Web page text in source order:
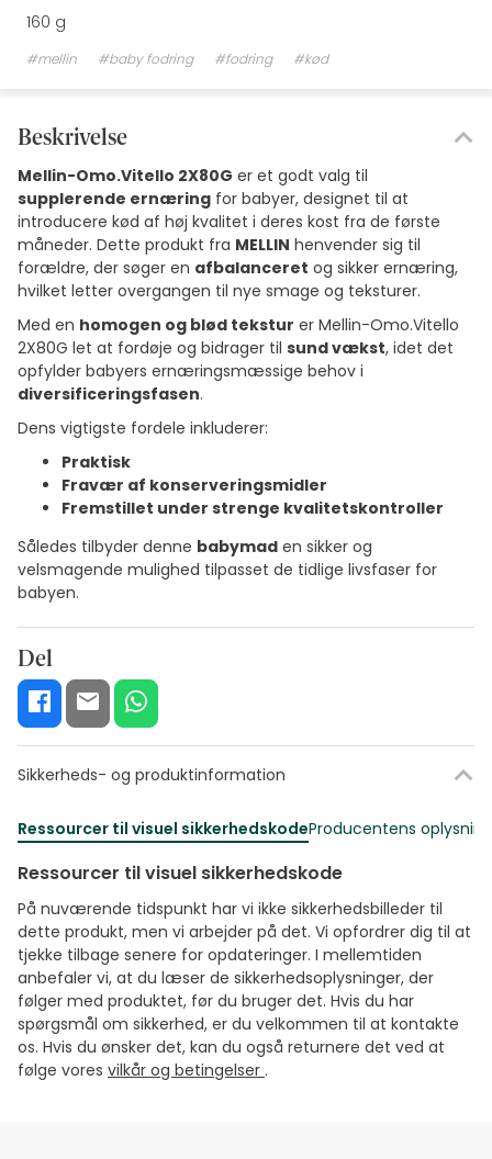
160 g
#mellin #baby fodring #fodring #kød
Beskrivelse
Mellin-Omo.Vitello 2X80G er et godt valg til
supplerende ernæring for babyer, designet til at
introducere kød af høj kvalitet i deres kost fra de første
måneder. Dette produkt fra MELLIN henvender sig til
forældre, der søger en afbalanceret og sikker ernæring,
hvilket letter overgangen til nye smage og teksturer.
Med en homogen og blød tekstur er Mellin-Omo.Vitello
2X80G let at fordøje og bidrager til sund vækst, idet det
opfylder babyers ernæringsmæssige behov i
diversificeringsfasen.
Dens vigtigste fordele inkluderer:
Praktisk
Fravær af konserveringsmidler
Fremstillet under strenge kvalitetskontroller
Således tilbyder denne babymad en sikker og
velsmagende mulighed tilpasset de tidlige livsfaser for
babyen.
Del
Sikkerheds- og produktinformation
Ressourcer til visuel sikkerhedskodeProducentens
Ressourcer til visuel sikkerhedskode
På nuværende tidspunkt har vi ikke sikkerhedsbilleder til
dette produkt, men vi arbejder på det. Vi opfordrer dig til at
tjekke tilbage senere for opdateringer. I mellemtiden
anbefaler vi, at du læser de sikkerhedsoplysninger, der
følger med produktet, før du bruger det. Hvis du har
spørgsmål om sikkerhed, er du velkommen til at kontakte
os. Hvis du ønsker det, kan du også returnere det ved at
følge vores vilkår og betingelser .